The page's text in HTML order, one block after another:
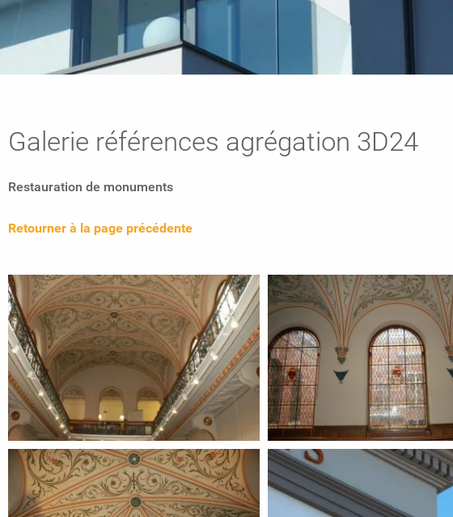
Galerie références agrégation 3D24
Restauration de monuments
Retourner à la page précédente